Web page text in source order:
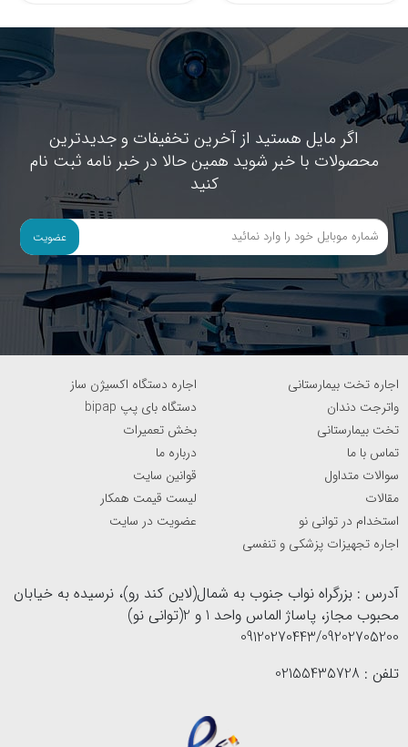
اگر مایل هستید از آخرین تخفیفات و جدیدترین
محصولات با خبر شوید همین حالا در خبر نامه ثبت نام
کنید
عضویت
اجاره تخت بیمارستانی
اجاره دستگاه اکسیژن ساز
واترجت دندان
دستگاه بای پپ bipap
تخت بیمارستانی
بخش تعمیرات
تماس با ما
درباره ما
سوالات متداول
قوانین سایت
مقالات
لیست قیمت همکار
استخدام در توانی نو
عضویت در سایت
اجاره تجهیزات پزشکی و تنفسی
آدرس : بزرگراه نواب جنوب به شمال(لاین کند رو)، نرسیده به خیابان
محبوب مجاز، پاساژ الماس واحد 1 و 2(توانی نو)
09120270443/09202705200
تلفن : 02155435728